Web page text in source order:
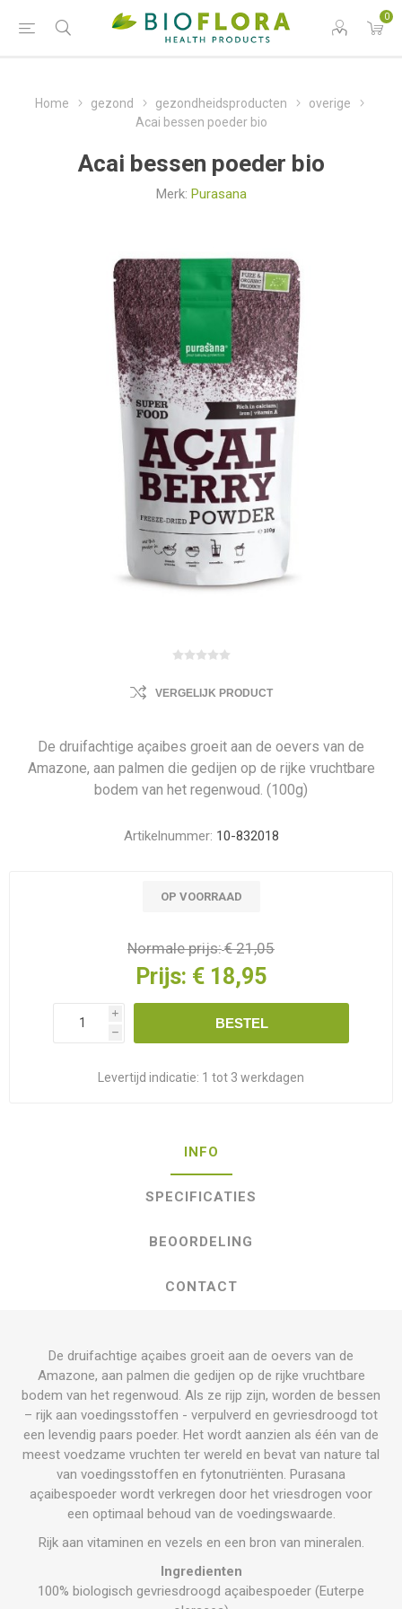
0
Home gezond gezondheidsproducten
overige
Acai bessen poeder bio
Acai bessen poeder bio
Merk: Purasana
VERGELIJK PRODUCT
De druifachtige açaibes groeit aan de oevers van de
Amazone, aan palmen die gedijen op de rijke vruchtbare
bodem van het regenwoud. (100g)
Artikelnummer: 10-832018
OP VOORRAAD
Normale prijs:€ 21,05
Prijs: € 18,95
i
h
BESTEL
Levertijd indicatie: 1 tot 3 werkdagen
INFO
SPECIFICATIES
BEOORDELING
CONTACT
De druifachtige açaibes groeit aan de oevers van de
Amazone, aan palmen die gedijen op de rijke vruchtbare
bodem van het regenwoud. Als ze rijp zijn, worden de bessen
– rijk aan voedingsstoffen - verpulverd en gevriesdroogd tot
een levendig paars poeder. Het wordt aanzien als één van de
meest voedzame vruchten ter wereld en bevat van nature tal
van voedingsstoffen en fytonutriënten. Purasana
açaibespoeder wordt verkregen door het vriesdrogen voor
een optimaal behoud van de voedingswaarde.
Rijk aan vitaminen en vezels en een bron van mineralen.
Ingredienten
100% biologisch gevriesdroogd açaibespoeder (Euterpe